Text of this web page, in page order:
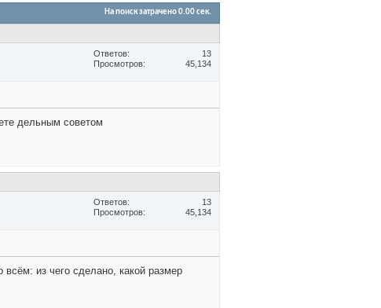
На поиск затрачено0.00сек.
Ответов
13
Просмотров
45,134
дельным советом
Ответов
13
Просмотров
45,134
из чего сделано, какой размер